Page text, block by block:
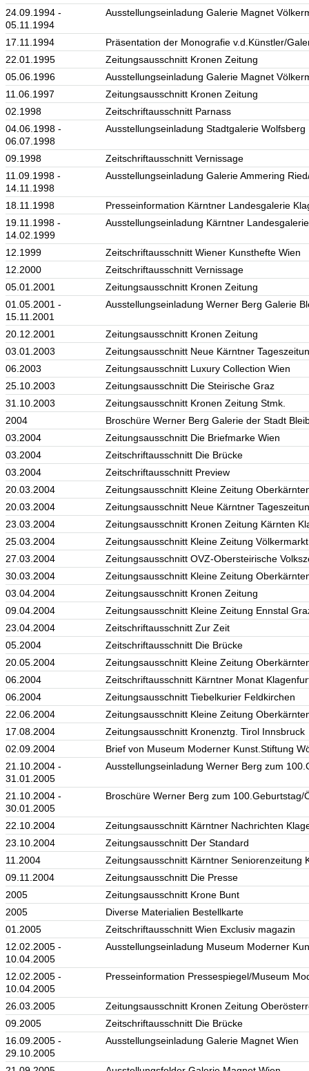
24.09.1994 -
05.11.1994
Ausstellungseinladung Galerie Magnet
17.11.1994
Präsentation der Monografie v.d.Künstler/
22.01.1995
Zeitungsausschnitt Kronen Zeitung
05.06.1996
Ausstellungseinladung Galerie Magnet
11.06.1997
Zeitungsausschnitt Kronen Zeitung
02.1998
Zeitschriftausschnitt Parnass
04.06.1998 -
06.07.1998
Ausstellungseinladung Stadtgalerie Wolfsberg
09.1998
Zeitschriftausschnitt Vernissage
11.09.1998 -
14.11.1998
Ausstellungseinladung Galerie Ammering
18.11.1998
Presseinformation Kärntner Landesgalerie
19.11.1998 -
14.02.1999
Ausstellungseinladung Kärntner
12.1999
Zeitschriftausschnitt Wiener Kunsthefte Wien
12.2000
Zeitschriftausschnitt Vernissage
05.01.2001
Zeitungsausschnitt Kronen Zeitung
01.05.2001 -
15.11.2001
Ausstellungseinladung Werner Berg Galerie
20.12.2001
Zeitungsausschnitt Kronen Zeitung
03.01.2003
Zeitungsausschnitt Neue Kärntner
06.2003
Zeitungsausschnitt Luxury Collection Wien
25.10.2003
Zeitungsausschnitt Die Steirische Graz
31.10.2003
Zeitungsausschnitt Kronen Zeitung Stmk.
2004
Broschüre Werner Berg Galerie der Stadt
03.2004
Zeitungsausschnitt Die Briefmarke Wien
03.2004
Zeitschriftausschnitt Die Brücke
03.2004
Zeitschriftausschnitt Preview
20.03.2004
Zeitungsausschnitt Kleine Zeitung
20.03.2004
Zeitungsausschnitt Neue Kärntner
23.03.2004
Zeitungsausschnitt Kronen Zeitung Kärnten
25.03.2004
Zeitungsausschnitt Kleine Zeitung Völkermarkt
27.03.2004
Zeitungsausschnitt OVZ-Obersteirische
30.03.2004
Zeitungsausschnitt Kleine Zeitung
03.04.2004
Zeitungsausschnitt Kronen Zeitung
09.04.2004
Zeitungsausschnitt Kleine Zeitung Ennstal
23.04.2004
Zeitschriftausschnitt Zur Zeit
05.2004
Zeitschriftausschnitt Die Brücke
20.05.2004
Zeitungsausschnitt Kleine Zeitung
06.2004
Zeitschriftausschnitt Kärntner Monat
06.2004
Zeitungsausschnitt Tiebelkurier Feldkirchen
22.06.2004
Zeitungsausschnitt Kleine Zeitung
17.08.2004
Zeitungsausschnitt Kronenztg. Tirol Innsbruck
02.09.2004
Brief von Museum Moderner Kunst.Stiftung
21.10.2004 -
31.01.2005
Ausstellungseinladung Werner Berg zum
21.10.2004 -
30.01.2005
Broschüre Werner Berg zum
22.10.2004
Zeitungsausschnitt Kärntner Nachrichten
23.10.2004
Zeitungsausschnitt Der Standard
11.2004
Zeitungsausschnitt Kärntner Seniorenzeitung
09.11.2004
Zeitungsausschnitt Die Presse
2005
Zeitungsausschnitt Krone Bunt
2005
Diverse Materialien Bestellkarte
01.2005
Zeitschriftausschnitt Wien Exclusiv magazin
12.02.2005 -
10.04.2005
Ausstellungseinladung Museum Moderner
12.02.2005 -
10.04.2005
Presseinformation Pressespiegel/Museum
26.03.2005
Zeitungsausschnitt Kronen Zeitung
09.2005
Zeitschriftausschnitt Die Brücke
16.09.2005 -
29.10.2005
Ausstellungseinladung Galerie Magnet Wien